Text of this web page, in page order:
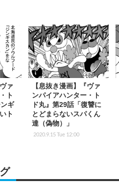
ァ
ト
ギ
ト
【息抜き漫画】『ヴァ
ンパイアハンター・ト
ド丸』第29話「復讐に
とどまらないスパくん
達（偽物）」
2020.9.15 Tue 12:00